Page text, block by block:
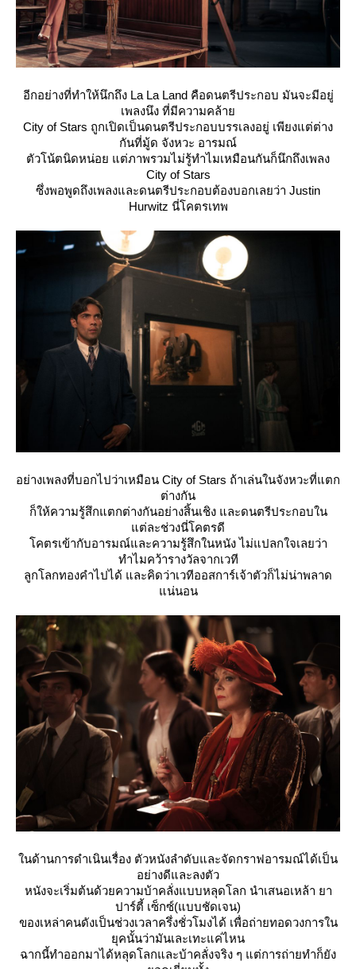
อีกอย่างที่ทำให้นึกถึง La La Land คือดนตรีประกอบ มันจะมีอยู่
เพลงนึง ที่มีความคล้า
City of Stars ถูกเปิดเป็นดนตรีประกอบบรรเลงอยู่ เพียงแต่ต่าง
กันที่มู้ด จังหวะ อารมณ์
ตัวโน้ตนิดหน่อย แต่ภาพรวมไม่รู้ทำไมเหมือนกันก็นึกถึงเพลง
City of Stars
ซึ่งพอพูดถึงเพลงและดนตรีประกอบต้องบอกเลยว่า Justin
Hurwitz นี่โคตรเทพ
อย่างเพลงที่บอกไปว่าเหมือน City of Stars ถ้าเล่นในจังหวะที่แตก
ต่างกัน
ก็ให้ความรู้สึกแตกต่างกันอย่างสิ้นเชิง และดนตรีประกอบใน
ต่ละช่วงนี่โคตรดี
คตรเข้ากับอารมณ์และความรู้สึกในหนัง ไม่แปลกใจเลยว่า
ทำไมคว้ารางวัลจากเวที
ลูกโลกทองคำไปได้ และคิดว่าเวทีออสการ์เจ้าตัวก็ไม่น่าพลาด
น่นอน
นด้านการดำเนินเรื่อง ตัวหนังลำดับและจัดกราฟอารมณ์ได้เป็น
อย่างดีและลงตัว
หนังจะเริ่มต้นด้วยความบ้าคลั่งแบบหลุดโลก นำเสนอเหล้า ยา
ปาร์ตี้ เซ็กซ์(แบบชัดเจน)
ของเหล่าคนดังเป็นช่วงเวลาครึ่งชั่วโมงได้ เพื่อถ่ายทอดวงการใน
ุคนั้นว่ามันเละเทะแค่ไหน
ฉากนี้ทำออกมาได้หลุดโลกและบ้าคลั่งจริง ๆ แต่การถ่ายทำก็ยัง